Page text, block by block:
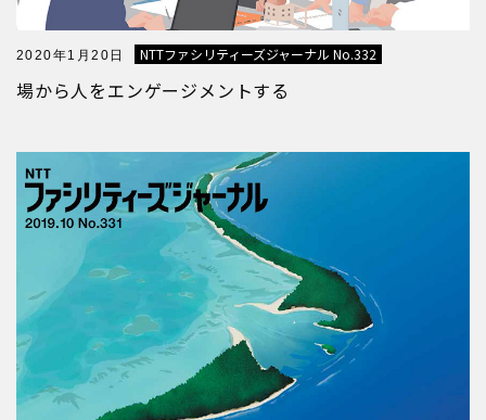
2020年1月20日 NTTファシリティーズジャーナル No.332
場から人をエンゲージメントする